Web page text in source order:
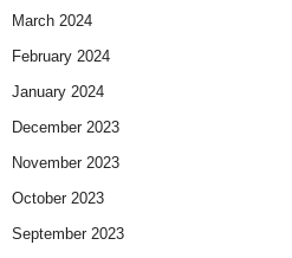
March 2024
February 2024
January 2024
December 2023
November 2023
October 2023
September 2023